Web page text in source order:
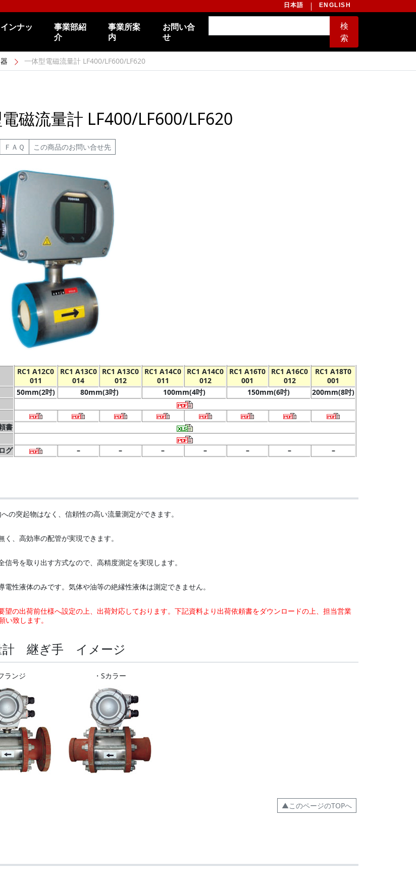
日本語 ENGLISH
ンナッ
事業部紹
介
事業所案
内
お問い合
せ
検
索
一体型電磁流量計 LF400/LF600/LF620
磁流量計 LF400/LF600/LF620
ＦＡＱ この商品のお問い合せ先
RC1 A12C0
011
RC1 A13C0
014
RC1 A13C0
012
RC1 A14C0
011
RC1 A14C0
012
RC1 A16T0
001
RC1 A16C0
012
RC1 A18T0
001
50mm(2吋) 80mm(3吋) 100mm(4吋) 150mm(6吋)
200mm(8吋)
書
グ
– – – – – – –
の突起物はなく、信頼性の高い流量測定ができます。
、高効率の配管が実現できます。
号を取り出す方式なので、高精度測定を実現します。
性液体のみです。気体や油等の絶縁性液体は測定できません。
望の出荷前仕様へ設定の上、出荷対応しております。下記資料より出荷依頼書をダウンロードの上、担当営業
い致します。
計 継ぎ手 イメージ
ランジ ・Sカラー
▲このページのTOPへ